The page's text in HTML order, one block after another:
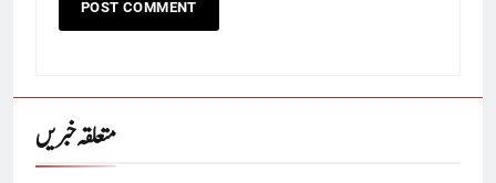
متعلقہ خبریں